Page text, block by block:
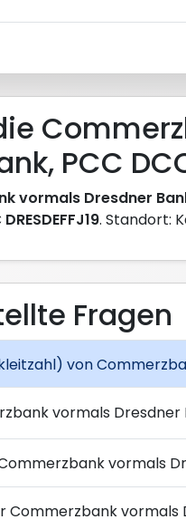
PCC
vormals Dresdner
DRESDEFFJ19. Standort:
Fragen
von
vormals Dresdner
vormals
Commerzbank vormals